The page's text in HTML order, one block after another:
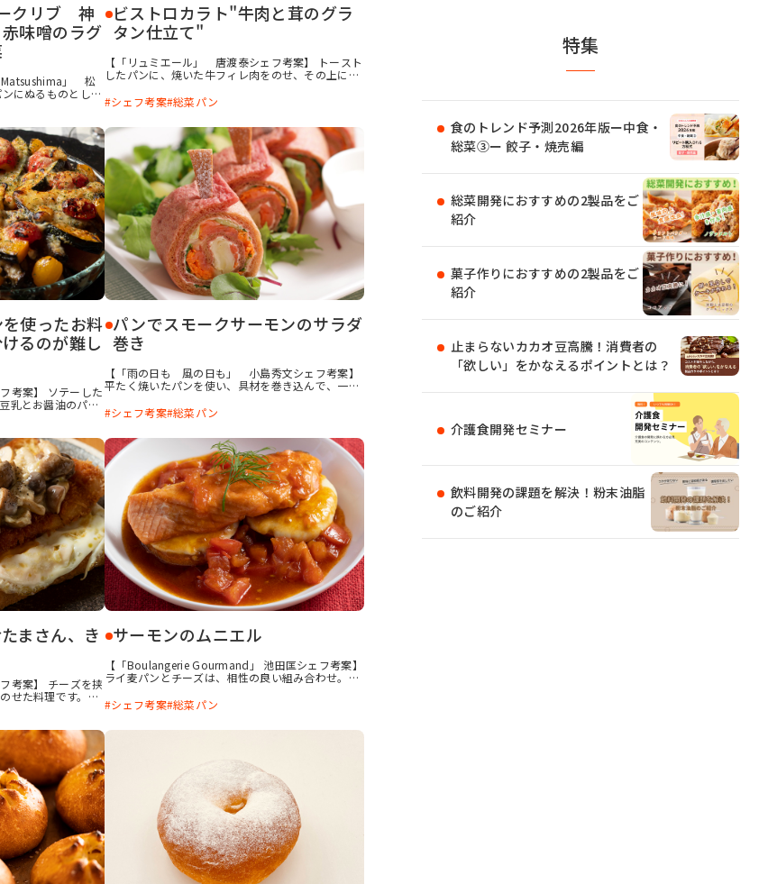
クリブ 神
味噌のラグ
Matsushima」 松
にぬるものとして
から、パンに調理
料理です。ポーク
食べやすいのです
食べ応えがあって
ビストロカラト"牛肉と茸のグラ
タン仕立て"
【「リュミエール」 唐渡泰シェフ考案】 トースト
したパンに、焼いた牛フィレ肉をのせ、その上にコ
の一品です。ソースは茸類と生クリームで濃厚な味
わいにしたものと、卵黄を泡立てて作るソースサバ
イヨンを合わせたもの。パンは花びら型のオリジナ
ルを使いましたが、バゲットで代用できます。
シェフ考案 総菜パン
使ったお料
るのが難し
考案】 ソテーした
乳とお醤油のパ
トマトとチーズを
。牡蠣と野菜のエ
、口に入れると思
パンでスモークサーモンのサラダ
巻き
【「雨の日も 風の日も」 小島秀文シェフ考案】
平たく焼いたパンを使い、具材を巻き込んで、一口
スモークサーモンにリンゴのソテー、野菜類をまん
べんなくパンに広げて巻き込みます。巻き込む具材
は少し多めに表記していますので、お好みで調節し
てください。
シェフ考案 総菜パン
まさん、き
考案】 チーズを挟
せた料理です。そ
にきのこのソース
満足できる内容に
ーズが出ないよ
です。
サーモンのムニエル
【「Boulangerie Gourmand」 池田匡シェフ考案】
ライ麦パンとチーズは、相性の良い組み合わせ。そ
ースをかけ、ちょっと豪華な一品に仕立てました。
ソースは、トマトにポン酢醤油を合わせ、尖った酸
味をまろやかにするために、バターの風味をきかせ
シェフ考案 総菜パン
特集
食のトレンド予測2026年版ー中食・
総菜③ー 餃子・焼売編
総菜開発におすすめの2製品をご
紹介
菓子作りにおすすめの2製品をご
紹介
止まらないカカオ豆高騰！消費者の
「欲しい」をかなえるポイントとは？
介護食開発セミナー
飲料開発の課題を解決！粉末油脂
のご紹介